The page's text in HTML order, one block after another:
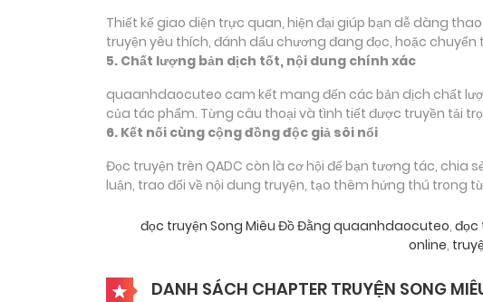
Thiết kế giao diện trực quan, hiện đại giúp bạn dễ dàng
truyện yêu thích, đánh dấu chương đang đọc, hoặc
5. Chất lượng bản dịch tốt, nội dung chính xác
quaanhdaocuteo cam kết mang đến các bản dịch chất
của tác phẩm. Từng câu thoại và tình tiết được truyền tải
6. Kết nối cùng cộng đồng độc giả sôi nổi
Đọc truyện trên QADC còn là cơ hội để bạn tương tác, chia
luận, trao đổi về nội dung truyện, tạo thêm hứng thú trong
đọc truyện Song Miêu Đồ Đằng quaanhdaocuteo, đọc
online,
DANH SÁCH CHAPTER TRUYỆN SONG